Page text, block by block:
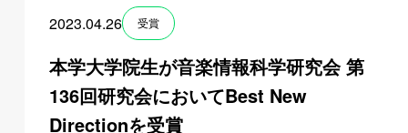
2023.04.26 受賞
本学大学院生が音楽情報科学研究会 第
136回研究会においてBest New
Directionを受賞